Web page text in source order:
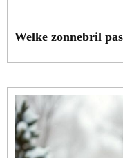
Welke zonnebril